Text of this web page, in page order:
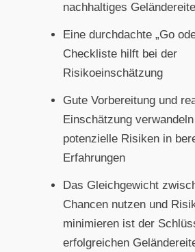
nachhaltiges
Eine durchdachte „Go
Checkliste hilft bei der
Risikoeinschätzung
Gute Vorbereitung und
Einschätzung verwandeln
potenzielle Risiken in
Erfahrungen
Das Gleichgewicht
Chancen nutzen und
minimieren ist der
erfolgreichen